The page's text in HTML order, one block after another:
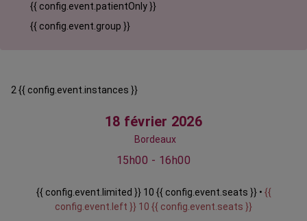
{{ config.event.patientOnly }}
{{ config.event.group }}
2 {{ config.event.instances }}
18 février 2026
Bordeaux
15h00 - 16h00
{{ config.event.limited }} 10 {{ config.event.seats }} • {{
config.event.left }} 10 {{ config.event.seats }}